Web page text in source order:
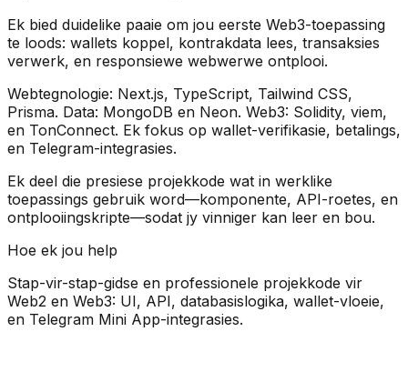
Ek bied duidelike paaie om jou eerste Web3-toepassing
te loods: wallets koppel, kontrakdata lees, transaksies
verwerk, en responsiewe webwerwe ontplooi.
Webtegnologie: Next.js, TypeScript, Tailwind CSS,
Prisma. Data: MongoDB en Neon. Web3: Solidity, viem,
en TonConnect. Ek fokus op wallet-verifikasie, betalings,
en Telegram-integrasies.
Ek deel die presiese projekkode wat in werklike
toepassings gebruik word—komponente, API-roetes, en
ontplooiingskripte—sodat jy vinniger kan leer en bou.
Hoe ek jou help
Stap-vir-stap-gidse en professionele projekkode vir
Web2 en Web3: UI, API, databasislogika, wallet-vloeie,
en Telegram Mini App-integrasies.